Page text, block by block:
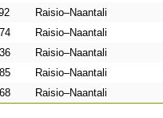
Raisio–Naantali
Raisio–Naantali
Raisio–Naantali
Raisio–Naantali
Raisio–Naantali